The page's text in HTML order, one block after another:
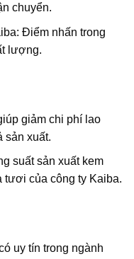
chuyển.
Điểm nhấn trong
lượng.
giảm chi phí lao
sản xuất.
suất sản xuất kem
của công ty Kaiba.
uy tín trong ngành